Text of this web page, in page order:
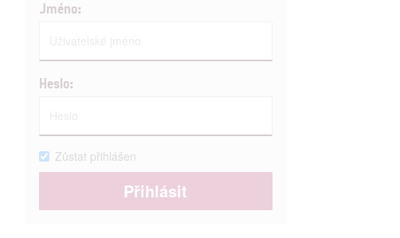
Jméno:
Heslo:
Zůstat přihlášen